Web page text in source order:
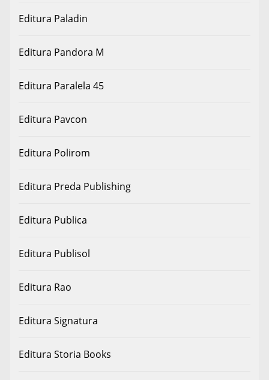
Editura Paladin
Editura Pandora M
Editura Paralela 45
Editura Pavcon
Editura Polirom
Editura Preda Publishing
Editura Publica
Editura Publisol
Editura Rao
Editura Signatura
Editura Storia Books